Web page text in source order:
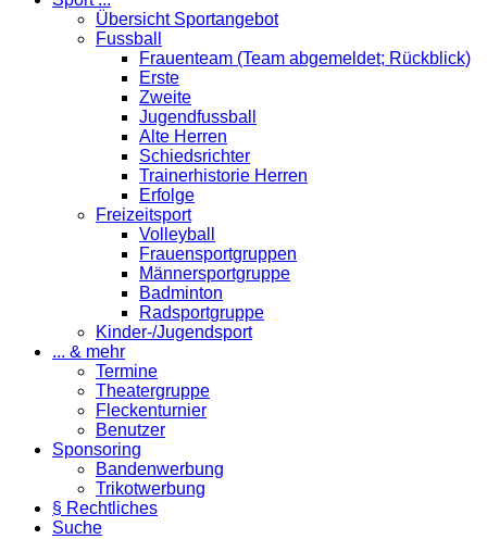
Übersicht Sportangebot
Fussball
Frauenteam (Team abgemeldet; Rückblick)
Erste
Zweite
Jugendfussball
Alte Herren
Schiedsrichter
Trainerhistorie Herren
Erfolge
Freizeitsport
Volleyball
Frauensportgruppen
Männersportgruppe
Badminton
Radsportgruppe
Kinder-/Jugendsport
... & mehr
Termine
Theatergruppe
Fleckenturnier
Benutzer
Sponsoring
Bandenwerbung
Trikotwerbung
§ Rechtliches
Suche